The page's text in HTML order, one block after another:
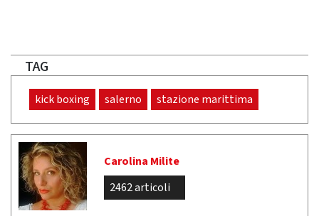
TAG
kick boxing salerno stazione marittima
Carolina Milite
2462 articoli